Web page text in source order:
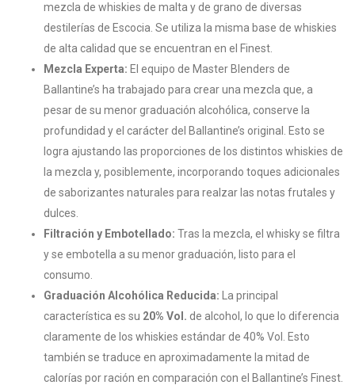
mezcla de whiskies de malta y de grano de diversas
destilerías de Escocia. Se utiliza la misma base de whiskies
de alta calidad que se encuentran en el Finest.
Mezcla Experta: El equipo de Master Blenders de
Ballantine’s ha trabajado para crear una mezcla que, a
pesar de su menor graduación alcohólica, conserve la
profundidad y el carácter del Ballantine’s original. Esto se
logra ajustando las proporciones de los distintos whiskies de
la mezcla y, posiblemente, incorporando toques adicionales
de saborizantes naturales para realzar las notas frutales y
dulces.
Filtración y Embotellado: Tras la mezcla, el whisky se filtra
y se embotella a su menor graduación, listo para el
consumo.
Graduación Alcohólica Reducida: La principal
característica es su 20% Vol. de alcohol, lo que lo diferencia
claramente de los whiskies estándar de 40% Vol. Esto
también se traduce en aproximadamente la mitad de
calorías por ración en comparación con el Ballantine’s Finest.